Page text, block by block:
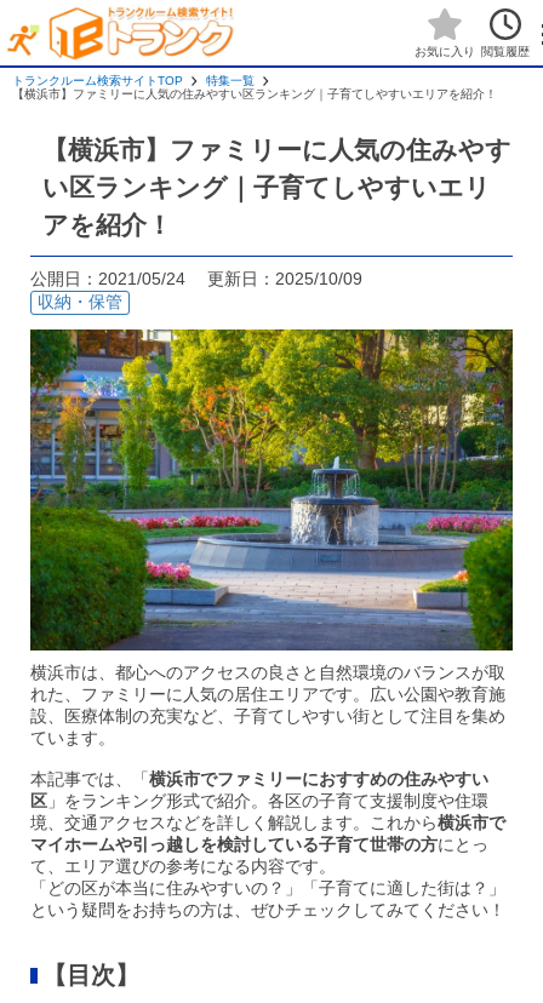
お気に入り 閲覧履歴
トランクルーム検索サイトTOP
特集一覧
【横浜市】ファミリーに人気の住みやすい区ランキング｜子育てしやすいエリアを紹介！
【横浜市】ファミリーに人気の住みやす
い区ランキング｜子育てしやすいエリ
アを紹介！
公開日：2021/05/24 更新日：2025/10/09
収納・保管
横浜市は、都心へのアクセスの良さと自然環境のバランスが取
れた、ファミリーに人気の居住エリアです。広い公園や教育施
設、医療体制の充実など、子育てしやすい街として注目を集め
ています。
本記事では、「横浜市でファミリーにおすすめの住みやすい
区 」をランキング形式で紹介。各区の子育て支援制度や住環
境、交通アクセスなどを詳しく解説します。これから横浜市で
マイホームや引っ越しを検討している子育て世帯の方にとっ
て、エリア選びの参考になる内容です。
「どの区が本当に住みやすいの？」「子育てに適した街は？」
という疑問をお持ちの方は、ぜひチェックしてみてください！
【目次】